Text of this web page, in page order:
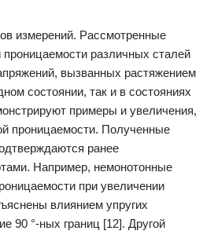
измерений. Рассмотренные
проницаемости различных сталей
вызванных растяжением
состоянии, так и в состояниях
примеры и увеличения,
проницаемости. Полученные
ранее
Например, немонотонные
при увеличении
влиянием упругих
90 °-ных границ [12]. Другой